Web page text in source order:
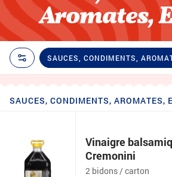
Aromates,
SAUCES, CONDIMENTS,
SAUCES, CONDIMENTS, AROMATES,
Vinaigre
Cremonini
2 bidons / carton